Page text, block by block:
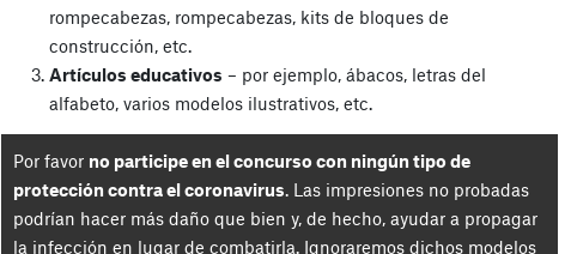
rompecabezas, rompecabezas, kits de bloques de
construcción, etc.
Artículos educativos – por ejemplo, ábacos, letras del
alfabeto, varios modelos ilustrativos, etc.
Por favor no participe en el concurso con ningún tipo de
protección contra el coronavirus. Las impresiones no probadas
podrían hacer más daño que bien y, de hecho, ayudar a propagar
la infección en lugar de combatirla. Ignoraremos dichos modelos